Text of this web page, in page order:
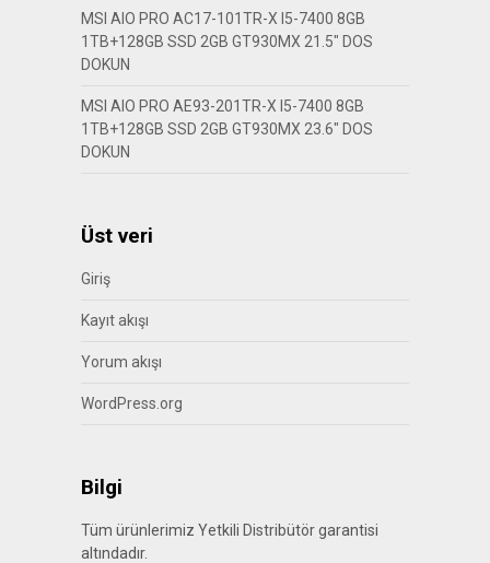
MSI AIO PRO AC17-101TR-X I5-7400 8GB
1TB+128GB SSD 2GB GT930MX 21.5″ DOS
DOKUN
MSI AIO PRO AE93-201TR-X I5-7400 8GB
1TB+128GB SSD 2GB GT930MX 23.6″ DOS
DOKUN
Üst veri
Giriş
Kayıt akışı
Yorum akışı
WordPress.org
Bilgi
Tüm ürünlerimiz Yetkili Distribütör garantisi
altındadır.